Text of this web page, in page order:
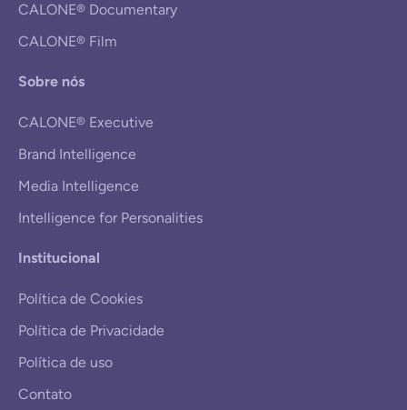
CALONE® Documentary
CALONE® Film
Sobre nós
CALONE® Executive
Brand Intelligence
Media Intelligence
Intelligence for Personalities
Institucional
Política de Cookies
Política de Privacidade
Política de uso
Contato